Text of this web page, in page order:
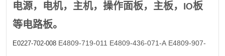
电源，电机，主机，操作面板，主板，IO板
等电路板。
E0227-702-008 E4809-719-011 E4809-436-071-A E4809-907-